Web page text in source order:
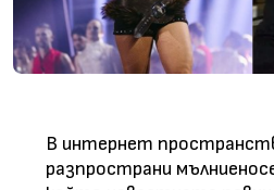
В интернет
разпространи